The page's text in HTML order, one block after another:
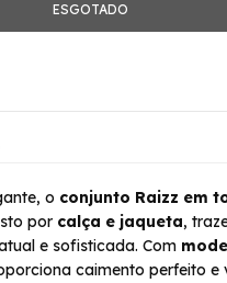
o conjunto Raizz em
por calça e jaqueta,
e sofisticada. Com
caimento perfeito e